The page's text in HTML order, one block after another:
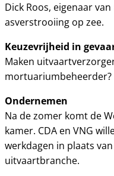
Dick Roos, eigenaar
asverstrooiing op zee.
Keuzevrijheid in
Maken
Ondernemen
Na de zomer komt de
kamer. CDA en VNG
werkdagen in plaats van
uitvaartbranche.